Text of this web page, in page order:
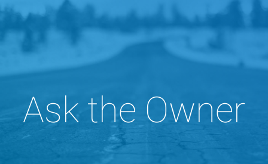
Ask the Owner